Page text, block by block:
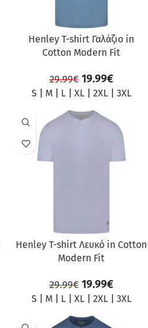
Henley T-shirt Γαλάζιο in
Cotton Modern Fit
29.99€ 19.99€
S M| L| XL| 2XL| 3XL
ΠΡΟΣΦΟΡΆ
Henley T-shirt Λευκό in Cotton
Modern Fit
29.99€ 19.99€
S M| L| XL| 2XL| 3XL